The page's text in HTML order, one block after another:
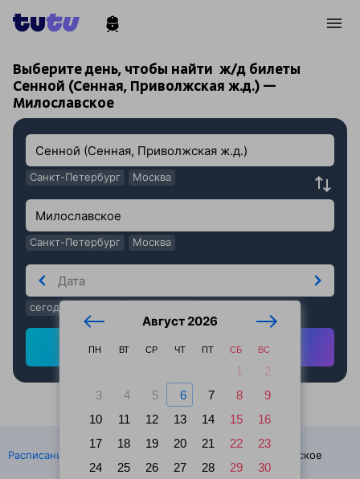
Выберите день, чтобы найти ж/д билеты
Сенной (Сенная, Приволжская ж.д.) —
Милославское
Санкт-Петербург Москва
Санкт-Петербург Москва
Август 2026
ПН ВТ СР ЧТ ПТ СБ ВС
1
2
3
4 5 6 7 8
9
10
11 12 13 14 15
16
17
18 19 20 21 22
23
24
25 26 27 28 29
30
сегодня
Найти ж/д билеты
Расписание поездов Ж/д билеты Сенной → Милославское